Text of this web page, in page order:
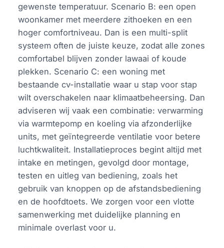
gewenste temperatuur. Scenario B: een open
woonkamer met meerdere zithoeken en een
hoger comfortniveau. Dan is een multi-split
systeem often de juiste keuze, zodat alle zones
comfortabel blijven zonder lawaai of koude
plekken. Scenario C: een woning met
bestaande cv-installatie waar u stap voor stap
wilt overschakelen naar klimaatbeheersing. Dan
adviseren wij vaak een combinatie: verwarming
via warmtepomp en koeling via afzonderlijke
units, met geïntegreerde ventilatie voor betere
luchtkwaliteit. Installatieproces begint altijd met
intake en metingen, gevolgd door montage,
testen en uitleg van bediening, zoals het
gebruik van knoppen op de afstandsbediening
en de hoofdtoets. We zorgen voor een vlotte
samenwerking met duidelijke planning en
minimale overlast voor u.